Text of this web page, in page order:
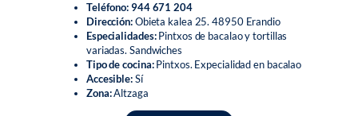
Teléfono: 944 671 204
Dirección:Obieta kalea 25. 48950 Erandio
Especialidades:Pintxos de bacalao y tortillas
variadas. Sandwiches
Tipo de cocina:Pintxos. Expecialidad en bacalao
Accesible:Sí
Zona:Altzaga